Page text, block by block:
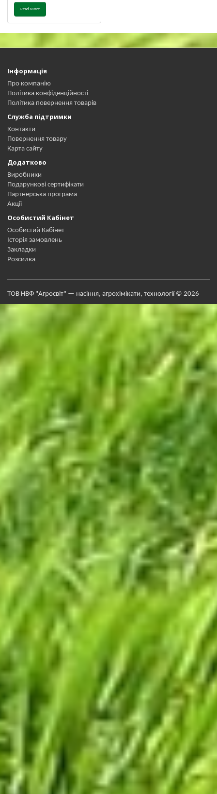
Read More
Інформація
Про компанію
Політика конфіденційності
Політика повернення товарів
Служба підтримки
Контакти
Повернення товару
Карта сайту
Додатково
Виробники
Подарункові сертифікати
Партнерська програма
Акції
Особистий Кабінет
Особистий Кабінет
Історія замовлень
Закладки
Розсилка
ТОВ НВФ "Агросвіт" — насіння, агрохімікати, технології © 2026